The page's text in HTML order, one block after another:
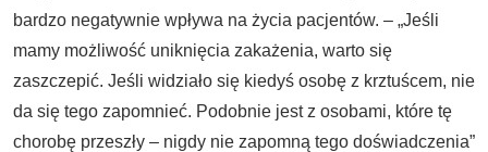
bardzo negatywnie wpływa na życia pacjentów. – „Jeśli
mamy możliwość uniknięcia zakażenia, warto się
zaszczepić. Jeśli widziało się kiedyś osobę z krztuścem, nie
da się tego zapomnieć. Podobnie jest z osobami, które tę
chorobę przeszły – nigdy nie zapomną tego doświadczenia”